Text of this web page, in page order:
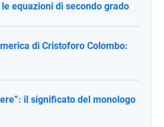
equazioni di secondo grado
di Cristoforo Colombo:
il significato del monologo